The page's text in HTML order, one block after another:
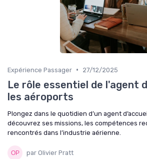
Expérience Passager • 27/12/2025
Le rôle essentiel de l'agent
les aéroports
Plongez dans le quotidien d’un agent
découvrez ses missions, les compétences
rencontrés dans l’industrie aérienne.
par Olivier Pratt